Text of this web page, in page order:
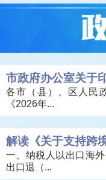
市政府办公室关于
各市（县）、区人民
《2026年...
解读《关于支持跨
一、纳税人以出口海
出口退（...